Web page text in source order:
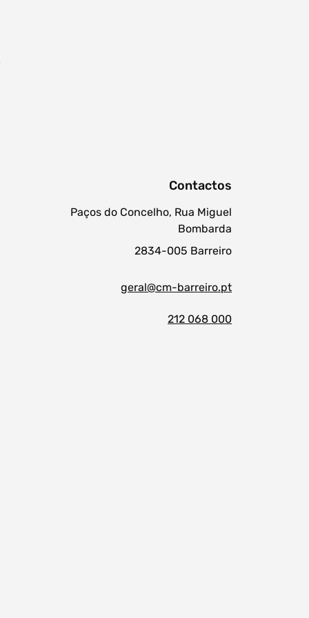
Contactos
Paços do Concelho, Rua Miguel
Bombarda
2834-005 Barreiro
geral@cm-barreiro.pt
212 068 000